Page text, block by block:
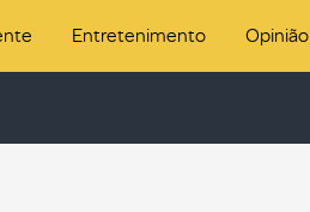
Entretenimento Opinião